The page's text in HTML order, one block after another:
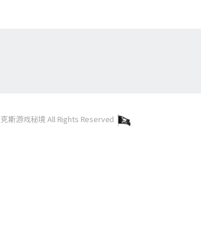
斯游戏秘境 All Rights Reserved